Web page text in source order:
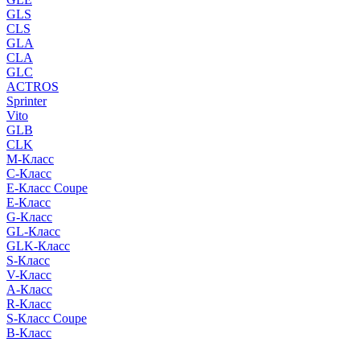
GLS
CLS
GLA
CLA
GLC
ACTROS
Sprinter
Vito
GLB
CLK
M-Класс
C-Класс
E-Класс Coupe
E-Класс
G-Класс
GL-Класс
GLK-Класс
S-Класс
V-Класс
A-Класс
R-Класс
S-Класс Сoupe
B-Класс